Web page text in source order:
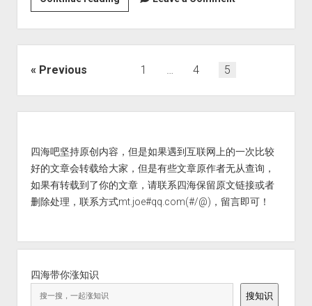
的
Whisper
API
转
录
译
Posts
Previous 1 … 4 5
四海吧坚持原创内容，但是如果遇到互联网上的一次比较
好的文章会转载给大家，但是有些文章原作者无从查询，
如果有转载到了你的文章，请联系四海保留原文链接或者
删除处理，联系方式mt.joe#qq.com(#/@)，留言即可！
四海带你涨知识
搜知识